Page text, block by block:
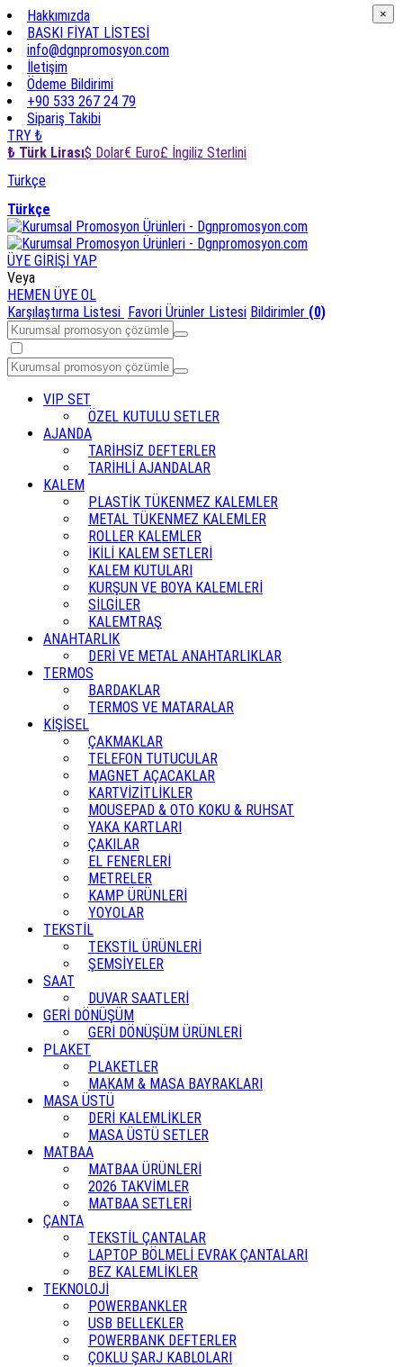
Hakkımızda
BASKI FİYAT LİSTESİ
info@dgnpromosyon.com
İletişim
Ödeme Bildirimi
+90 533 267 24 79
Sipariş Takibi
TRY ₺
₺ Türk Lirası$ Dolar€ Euro£ İngiliz Sterlini
Türkçe
Türkçe
ÜYE GİRİŞİ YAP
Veya
HEMEN ÜYE OL
Karşılaştırma Listesi Favori Ürünler Listesi Bildirimler (0)
VIP SET
ÖZEL KUTULU SETLER
AJANDA
TARİHSİZ DEFTERLER
TARİHLİ AJANDALAR
KALEM
PLASTİK TÜKENMEZ KALEMLER
METAL TÜKENMEZ KALEMLER
ROLLER KALEMLER
İKİLİ KALEM SETLERİ
KALEM KUTULARI
KURŞUN VE BOYA KALEMLERİ
SİLGİLER
KALEMTRAŞ
ANAHTARLIK
DERİ VE METAL ANAHTARLIKLAR
TERMOS
BARDAKLAR
TERMOS VE MATARALAR
KİŞİSEL
ÇAKMAKLAR
TELEFON TUTUCULAR
MAGNET AÇACAKLAR
KARTVİZİTLİKLER
MOUSEPAD & OTO KOKU & RUHSAT
YAKA KARTLARI
ÇAKILAR
EL FENERLERİ
METRELER
KAMP ÜRÜNLERİ
YOYOLAR
TEKSTİL
TEKSTİL ÜRÜNLERİ
ŞEMSİYELER
SAAT
DUVAR SAATLERİ
GERİ DÖNÜŞÜM
GERİ DÖNÜŞÜM ÜRÜNLERİ
PLAKET
PLAKETLER
MAKAM & MASA BAYRAKLARI
MASA ÜSTÜ
DERİ KALEMLİKLER
MASA ÜSTÜ SETLER
MATBAA
MATBAA ÜRÜNLERİ
2026 TAKVİMLER
MATBAA SETLERİ
ÇANTA
TEKSTİL ÇANTALAR
LAPTOP BÖLMELİ EVRAK ÇANTALARI
BEZ KALEMLİKLER
TEKNOLOJİ
POWERBANKLER
USB BELLEKLER
POWERBANK DEFTERLER
ÇOKLU ŞARJ KABLOLARI
×
×